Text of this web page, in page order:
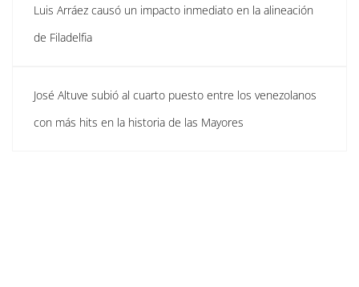
Luis Arráez causó un impacto inmediato en la alineación
de Filadelfia
José Altuve subió al cuarto puesto entre los venezolanos
con más hits en la historia de las Mayores